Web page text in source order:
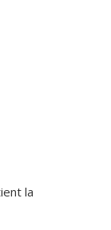
la